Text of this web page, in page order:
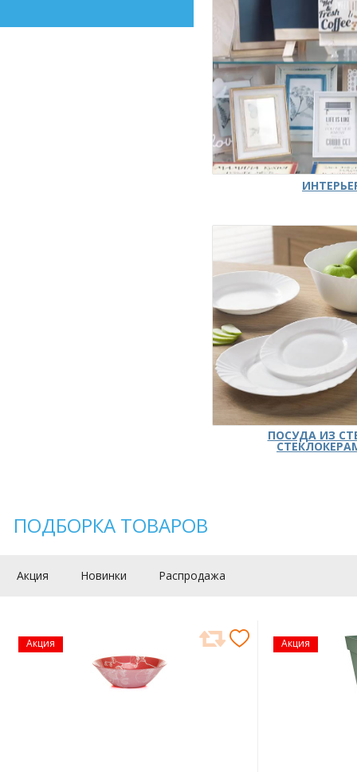
ПОСУДА ИЗ
ПОДБОРКА ТОВАРОВ
Акция Новинки Распродажа
Акция Акция